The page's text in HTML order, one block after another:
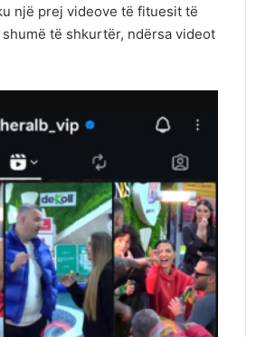
një prej videove të fituesit të
të shkurtër, ndërsa videot